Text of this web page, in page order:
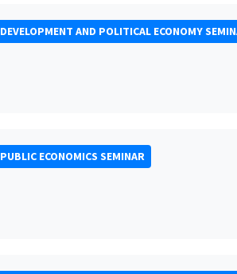
DEVELOPMENT AND POLITICAL ECONOMY
PUBLIC ECONOMICS SEMINAR